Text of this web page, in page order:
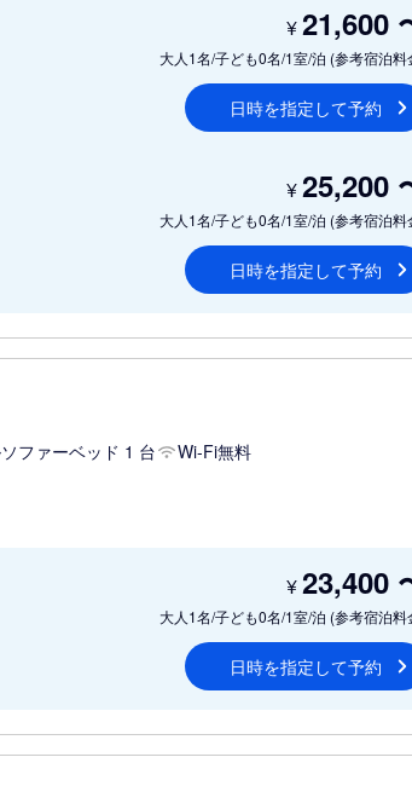
大人1名/子ども0名/1室/泊 (参考宿泊料
¥21,600
日時を指定して予約
大人1名/子ども0名/1室/泊 (参考宿泊料
¥25,200
日時を指定して予約
ファーベッド 1 台 Wi-Fi無料
大人1名/子ども0名/1室/泊 (参考宿泊料
¥23,400
日時を指定して予約